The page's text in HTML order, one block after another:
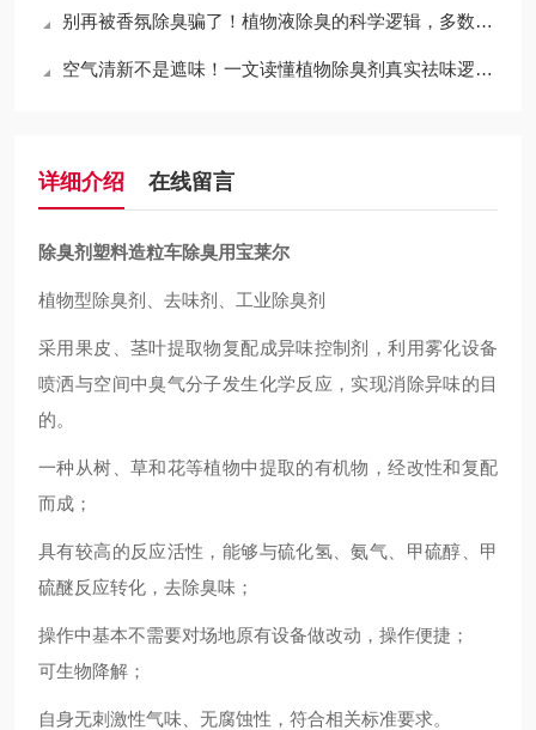
别再被香氛除臭骗了！植物液除臭的科学逻辑，多数人都弄错了
空气清新不是遮味！一文读懂植物除臭剂真实祛味逻辑，别再选错除臭产品
详细介绍 在线留言
除臭剂塑料造粒车除臭用宝莱尔
植物型除臭剂、去味剂、工业除臭剂
采用果皮、茎叶提取物复配成异味控制剂，利用雾化设备
喷洒与空间中臭气分子发生化学反应，实现消除异味的目
的。
一种从树、草和花等植物中提取的有机物，经改性和复配
而成；
具有较高的反应活性，能够与硫化氢、氨气、甲硫醇、甲
硫醚反应转化 ，去除臭味；
操作中基本不需要对场地原有设备做改动，操作便捷；
可生物降解 ；
自身无刺激性气味、无腐蚀性，符合相关标准要求。